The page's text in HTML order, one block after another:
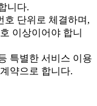
니다.
단위로 체결하며,
이상이어야 합니
특별한 서비스 이용
약으로 합니다.